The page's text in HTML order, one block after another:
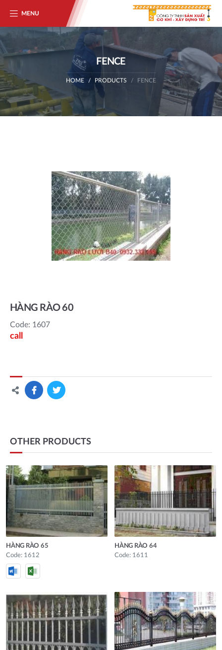
MENU
FENCE
HOME PRODUCTS FENCE
HÀNG RÀO 60
Code: 1607
call
OTHER PRODUCTS
HÀNG RÀO 65
Code: 1612
HÀNG RÀO 64
Code: 1611